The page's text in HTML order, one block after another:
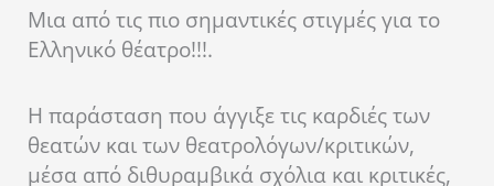
Μια από τις πιο σημαντικές στιγμές για το
Ελληνικό θέατρο!!!.
Η παράσταση που άγγιξε τις καρδιές των
θεατών και των θεατρολόγων/κριτικών,
μέσα από διθυραμβικά σχόλια και κριτικές,